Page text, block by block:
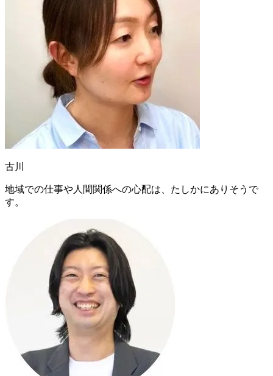
古川
地域での仕事や人間関係への心配は、たしかにありそうで
す。